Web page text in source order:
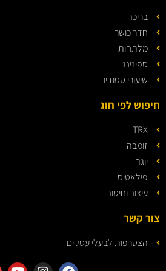
בריכה
חדר כושר
מלתחות
ספינינג
שיעורי סטודיו
חיפוש לפי חוג
TRX
זומבה
יוגה
פילאטיס
עיצוב וחיטוב
צור קשר
הצטרפות לבעלי עסקים